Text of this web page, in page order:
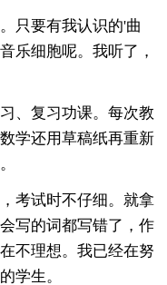
只要有我认识的'曲
乐细胞呢。我听了，
、复习功课。每次教
学还用草稿纸再重新
考试时不仔细。就拿
写的词都写错了，作
不理想。我已经在努
学生。